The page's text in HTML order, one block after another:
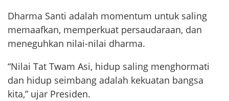
Dharma Santi adalah momentum untuk saling
memaafkan, memperkuat persaudaraan, dan
meneguhkan nilai-nilai dharma.
“Nilai Tat Twam Asi, hidup saling menghormati
dan hidup seimbang adalah kekuatan bangsa
kita,” ujar Presiden.